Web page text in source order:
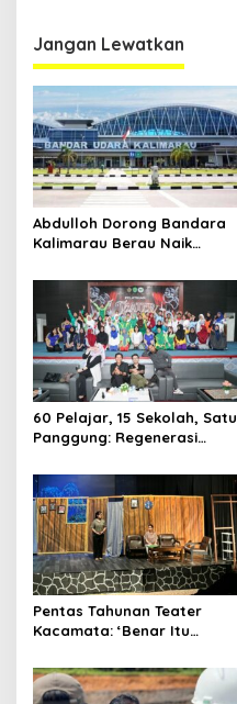
Jangan Lewatkan
Abdulloh Dorong Bandara
Kalimarau Berau Naik
Internasional Kaltim
60 Pelajar, 15 Sekolah, Satu
Panggung: Regenerasi
Jalannya
Pentas Tahunan Teater
Kacamata: ‘Benar Itu
Korupsi dan Kemiskinan